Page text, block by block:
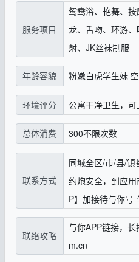
服务项目
鸳鸯浴、艳舞、
龙、舌吻、环游
射、JK丝袜制服
年龄容貌 粉嫩白虎学生妹
环境评分 公寓干净卫生，
总体消费 300不限次数
联系方式
同城全区/市/县/
约炮安全，到应
P】加接待与你号
联络攻略
与你APP链接，
m.cn